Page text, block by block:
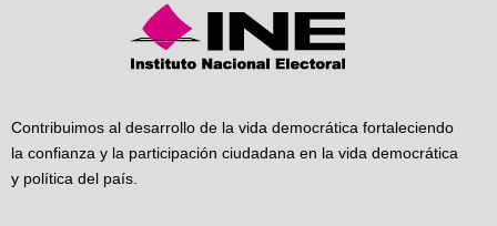
Contribuimos al desarrollo de la vida democrática fortaleciendo
la confianza y la participación ciudadana en la vida democrática
y política del país.